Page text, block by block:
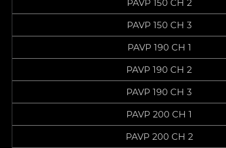
PAVP 150 CH 2
PAVP 150 CH 3
PAVP 190 CH 1
PAVP 190 CH 2
PAVP 190 CH 3
PAVP 200 CH 1
PAVP 200 CH 2